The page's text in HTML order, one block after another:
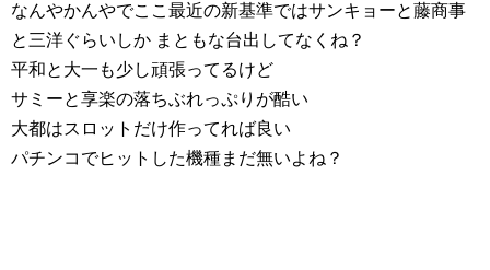
なんやかんやでここ最近の新基準ではサンキョーと藤商事
と三洋ぐらいしか まともな台出してなくね？
平和と大一も少し頑張ってるけど
サミーと享楽の落ちぶれっぷりが酷い
大都はスロットだけ作ってれば良い
パチンコでヒットした機種まだ無いよね？